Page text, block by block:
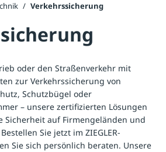
/ Verkehrssicherung
oder den Straßenverkehr mit
zur Verkehrssicherung von
Schutzbügel oder
– unsere zertifizierten Lösungen
Sicherheit auf Firmengeländen und
Sie jetzt im ZIEGLER-
Sie sich persönlich beraten. Unsere